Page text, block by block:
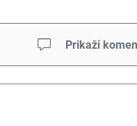
Prikaži